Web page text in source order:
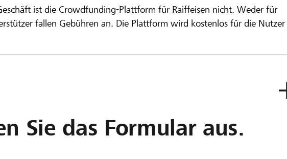
ist die Crowdfunding-Plattform für Raiffeisen nicht. Weder für
fallen Gebühren an. Die Plattform wird kostenlos für die Nutzer
Sie das Formular aus.